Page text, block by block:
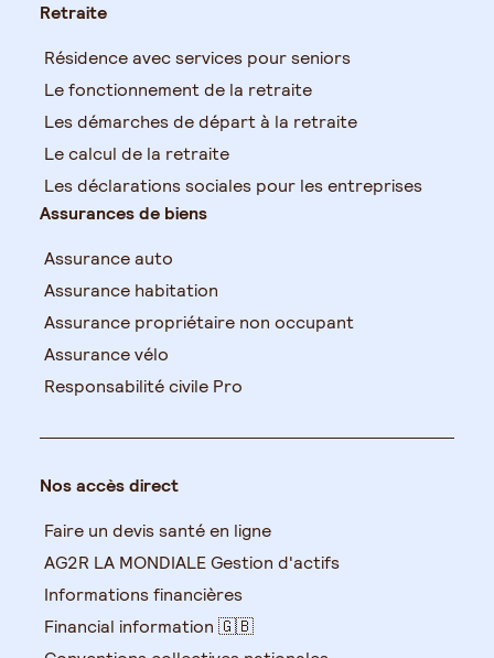
Retraite
Résidence avec services pour seniors
Le fonctionnement de la retraite
Les démarches de départ à la retraite
Le calcul de la retraite
Les déclarations sociales pour les entreprises
Assurances de biens
Assurance auto
Assurance habitation
Assurance propriétaire non occupant
Assurance vélo
Responsabilité civile Pro
Nos accès direct
Faire un devis santé en ligne
AG2R LA MONDIALE Gestion d'actifs
Informations financières
Financial information 🇬🇧